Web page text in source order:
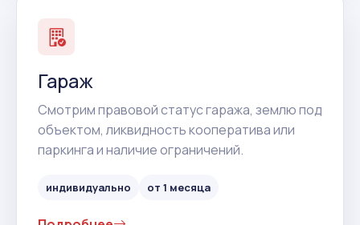
Гараж
Смотрим правовой статус гаража, землю под
объектом, ликвидность кооператива или
паркинга и наличие ограничений.
индивидуально от 1 месяца